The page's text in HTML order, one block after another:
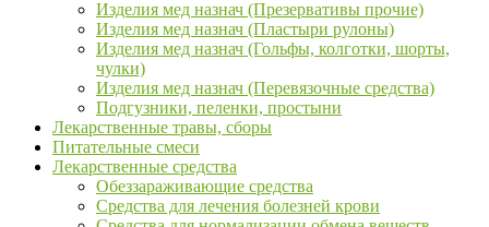
Изделия мед назнач (Презервативы прочие)
Изделия мед назнач (Пластыри рулоны)
Изделия мед назнач (Гольфы, колготки, шорты,
чулки)
Изделия мед назнач (Перевязочные средства)
Подгузники, пеленки, простыни
Лекарственные травы, сборы
Питательные смеси
Лекарственные средства
Обеззараживающие средства
Средства для лечения болезней крови